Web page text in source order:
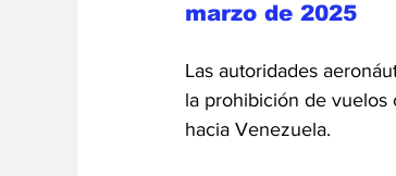
marzo de 2025
Las autoridades
la prohibición de vuelos
hacia Venezuela.